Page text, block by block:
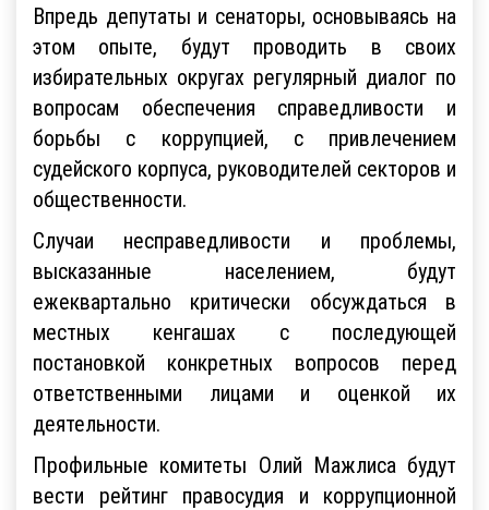
Впредь депутаты и сенаторы, основываясь на
этом опыте, будут проводить в своих
избирательных округах регулярный диалог по
вопросам обеспечения справедливости и
борьбы с коррупцией, с привлечением
судейского корпуса, руководителей секторов и
общественности.
Случаи несправедливости и проблемы,
высказанные населением, будут
ежеквартально критически обсуждаться в
местных кенгашах с последующей
постановкой конкретных вопросов перед
ответственными лицами и оценкой их
деятельности.
Профильные комитеты Олий Мажлиса будут
вести рейтинг правосудия и коррупционной